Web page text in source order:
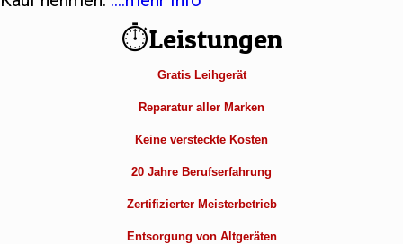
⏱Leistungen
Gratis Leihgerät
Reparatur aller Marken
Keine versteckte Kosten
20 Jahre Berufserfahrung
Zertifizierter Meisterbetrieb
Entsorgung von Altgeräten